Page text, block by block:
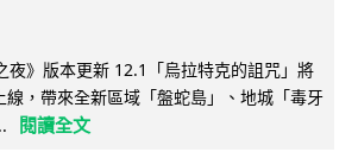
夜》版本更新 12.1「烏拉特克的詛咒」將
，帶來全新區域「盤蛇島」、地城「毒牙
閱讀全文